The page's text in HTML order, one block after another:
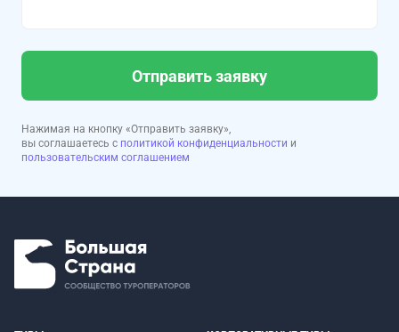
Отправить заявку
Нажимая на кнопку «Отправить заявку»,
вы соглашаетесь с политикой конфиденциальности и
пользовательским соглашением